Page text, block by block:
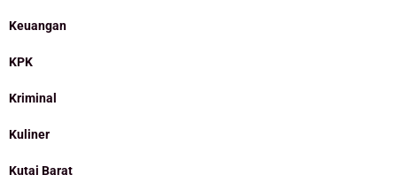
Keuangan
KPK
Kriminal
Kuliner
Kutai Barat